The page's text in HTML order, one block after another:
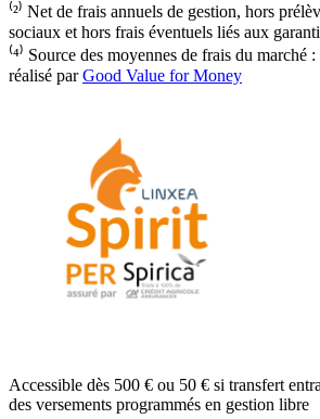
⁽²⁾ Net de frais annuels de gestion, hors
sociaux et hors frais éventuels liés aux
⁽⁴⁾ Source des moyennes de frais du marché
réalisé parGood Value for Money
Accessible dès 500 € ou 50 € si transfert
des versements programmés en gestion libre